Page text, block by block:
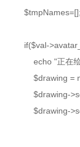
$tmpNames=[];
if($val-
echo "正在绘
$drawing =
$drawing-
$drawing-